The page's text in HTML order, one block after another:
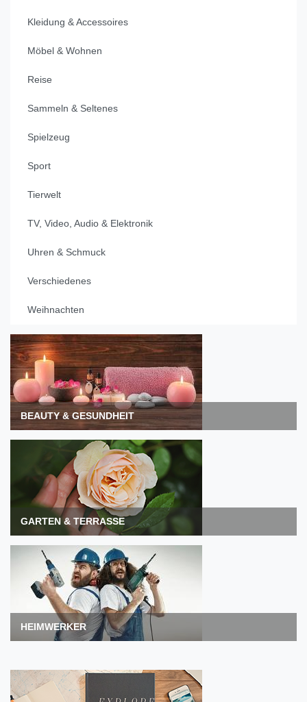
Kleidung & Accessoires
Möbel & Wohnen
Reise
Sammeln & Seltenes
Spielzeug
Sport
Tierwelt
TV, Video, Audio & Elektronik
Uhren & Schmuck
Verschiedenes
Weihnachten
BEAUTY & GESUNDHEIT
GARTEN & TERRASSE
HEIMWERKER